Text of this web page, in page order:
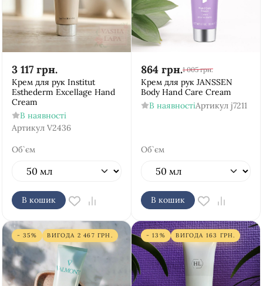
3 117 грн.
Крем для рук Institut
Esthederm Excellage Hand
Cream
В наявності
Артикул V2436
Об`єм
В кошик
864 грн.1 005 грн.
Крем для рук JANSSEN
Body Hand Care Cream
В наявностіАртикул j7211
Об`єм
В кошик
- 35% ВИГОДА 2 467 ГРН. - 13% ВИГОДА 163 ГРН.